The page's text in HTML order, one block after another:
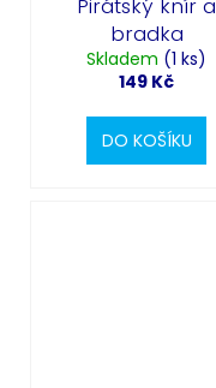
Pirátský knír a
bradka
Skladem (1 ks)
149 Kč
DO KOŠÍKU